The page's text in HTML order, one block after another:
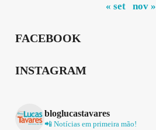
« set nov »
FACEBOOK
INSTAGRAM
bloglucastavares
📲 Notícias em primeira mão!